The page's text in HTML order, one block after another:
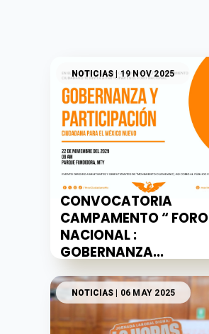
NOTICIAS| 19 NOV 2025
CONVOCATORIA
CAMPAMENTO “ FORO
NACIONAL :
GOBERNANZA...
NOTICIAS | 06 MAY 2025